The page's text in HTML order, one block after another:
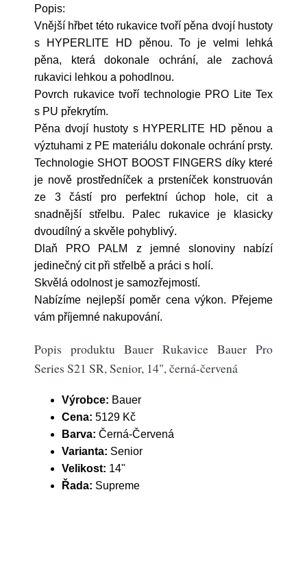
Popis:
Vnější hřbet této rukavice tvoří pěna dvojí hustoty
s HYPERLITE HD pěnou. To je velmi lehká
pěna, která dokonale ochrání, ale zachová
rukavici lehkou a pohodlnou.
Povrch rukavice tvoří technologie PRO Lite Tex
s PU překrytím.
Pěna dvojí hustoty s HYPERLITE HD pěnou a
výztuhami z PE materiálu dokonale ochrání prsty.
Technologie SHOT BOOST FINGERS díky které
je nově prostředníček a prsteníček konstruován
ze 3 částí pro perfektní úchop hole, cit a
snadnější střelbu. Palec rukavice je klasicky
dvoudílný a skvěle pohyblivý.
Dlaň PRO PALM z jemné slonoviny nabízí
jedinečný cit při střelbě a práci s holí.
Skvělá odolnost je samozřejmostí.
Nabízíme nejlepší poměr cena výkon. Přejeme
vám příjemné nakupování.
Popis produktu Bauer Rukavice Bauer Pro
Series S21 SR, Senior, 14", černá-červená
Výrobce: Bauer
Cena: 5129 Kč
Barva: Černá-Červená
Varianta: Senior
Velikost: 14"
Řada: Supreme